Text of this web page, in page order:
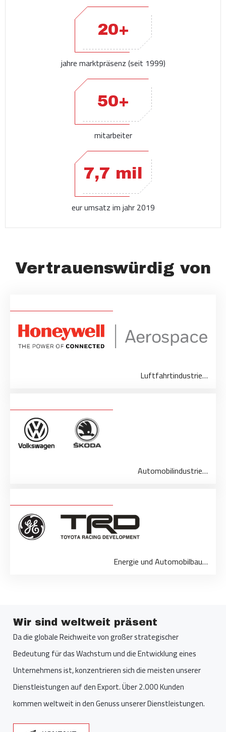
20+
jahre marktpräsenz (seit 1999)
50+
mitarbeiter
7,7 mil
eur umsatz im jahr 2019
Vertrauenswürdig von
Luftfahrtindustrie…
Automobilindustrie…
Energie und Automobilbau…
Wir sind weltweit präsent
Da die globale Reichweite von großer strategischer
Bedeutung für das Wachstum und die Entwicklung eines
Unternehmens ist, konzentrieren sich die meisten unserer
Dienstleistungen auf den Export. Über 2.000 Kunden
kommen weltweit in den Genuss unserer Dienstleistungen.